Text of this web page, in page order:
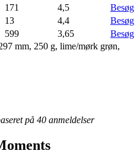
171 4,5
Besøg
13 4,4
Besøg
599 3,65
Besøg
mm, 250 g, lime/mørk grøn,
på 40 anmeldelser